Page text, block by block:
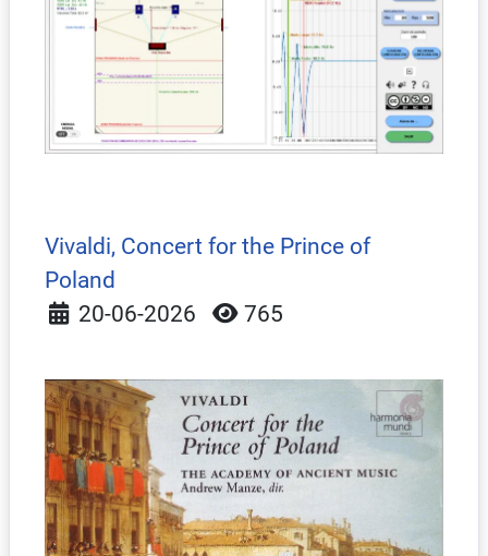
Vivaldi, Concert for the Prince of
Poland
Detalles
20-06-2026 765